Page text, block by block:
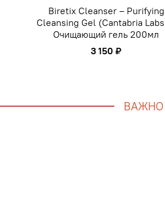
Biretix Cleanser – Purifying
Cleansing Gel (Cantabria
Очищающий гель 200мл
3 150 ₽
ВАЖНО